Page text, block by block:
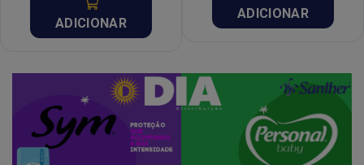
ADICIONAR
ADICIONAR